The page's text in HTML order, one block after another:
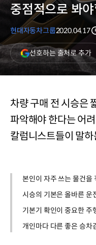
중점적으로 봐
현대자동차그룹2020.04.17
선호하는 출처로 추가(새
차량 구매 전 시승은
파악해야 한다는 어
칼럼니스트들이 말
본인이 자주 쓰는 물건을
시승의 기본은 올바른 운
기본기 확인이 중요한 주
개인마다 다른 좋은 승차